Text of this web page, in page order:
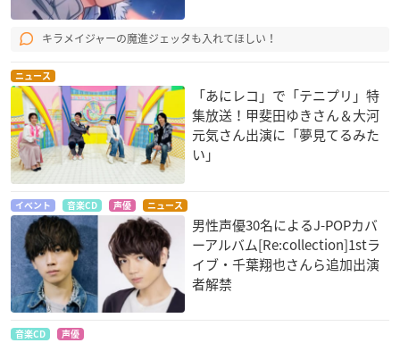
キラメイジャーの魔進ジェッタも入れてほしい！
ニュース
「あにレコ」で「テニプリ」特
集放送！甲斐田ゆきさん＆大河
元気さん出演に「夢見てるみた
い」
イベント 音楽CD 声優 ニュース
男性声優30名によるJ-POPカバ
ーアルバム[Re:collection]1stラ
イブ・千葉翔也さんら追加出演
者解禁
音楽CD 声優